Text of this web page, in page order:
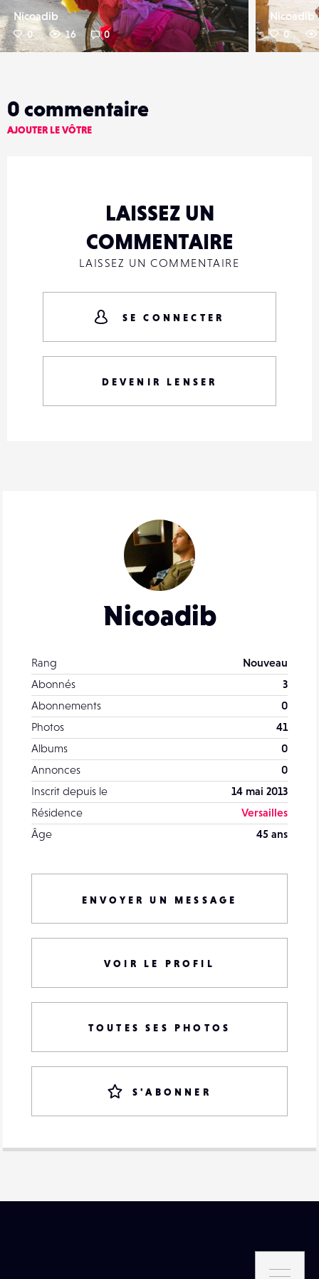
Nicoadib
0 16 0
Nicoadib
0
Nicoadib
Rang
Nouveau
Abonnés
3
Abonnements
0
Photos
41
Albums
0
Annonces
0
Inscrit depuis le
14 mai 2013
Résidence
Versailles
Âge
45 ans
ENVOYER UN MESSAGE
VOIR LE PROFIL
TOUTES SES PHOTOS
S'ABONNER
0 commentaire
AJOUTER LE VÔTRE
LAISSEZ UN
COMMENTAIRE
LAISSEZ UN COMMENTAIRE
SE CONNECTER
DEVENIR LENSER